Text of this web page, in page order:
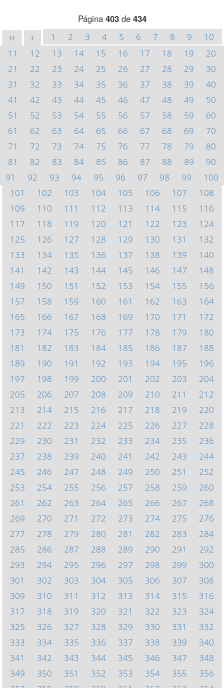
Página 403de 434
<< < 1 2 3 4 5 6 7 8 9
10
11
12 13 14 15 16 17 18 19
20
21
22 23 24 25 26 27 28 29
30
31
32 33 34 35 36 37 38 39
40
41
42 43 44 45 46 47 48 49
50
51
52 53 54 55 56 57 58 59
60
61
62 63 64 65 66 67 68 69
70
71
72 73 74 75 76 77 78 79
80
81
82 83 84 85 86 87 88 89
90
91
92 93 94 95 96 97 98 99
100
101
102 103 104 105 106 107
108
109
110 111 112 113 114 115
116
117
118 119 120 121 122 123
124
125
126 127 128 129 130 131
132
133
134 135 136 137 138 139
140
141
142 143 144 145 146 147
148
149
150 151 152 153 154 155
156
157
158 159 160 161 162 163
164
165
166 167 168 169 170 171
172
173
174 175 176 177 178 179
180
181
182 183 184 185 186 187
188
189
190 191 192 193 194 195
196
197
198 199 200 201 202 203
204
205
206 207 208 209 210 211
212
213
214 215 216 217 218 219
220
221
222 223 224 225 226 227
228
229
230 231 232 233 234 235
236
237
238 239 240 241 242 243
244
245
246 247 248 249 250 251
252
253
254 255 256 257 258 259
260
261
262 263 264 265 266 267
268
269
270 271 272 273 274 275
276
277
278 279 280 281 282 283
284
285
286 287 288 289 290 291
292
293
294 295 296 297 298 299
300
301
302 303 304 305 306 307
308
309
310 311 312 313 314 315
316
317
318 319 320 321 322 323
324
325
326 327 328 329 330 331
332
333
334 335 336 337 338 339
340
341
342 343 344 345 346 347
348
349
350 351 352 353 354 355
356